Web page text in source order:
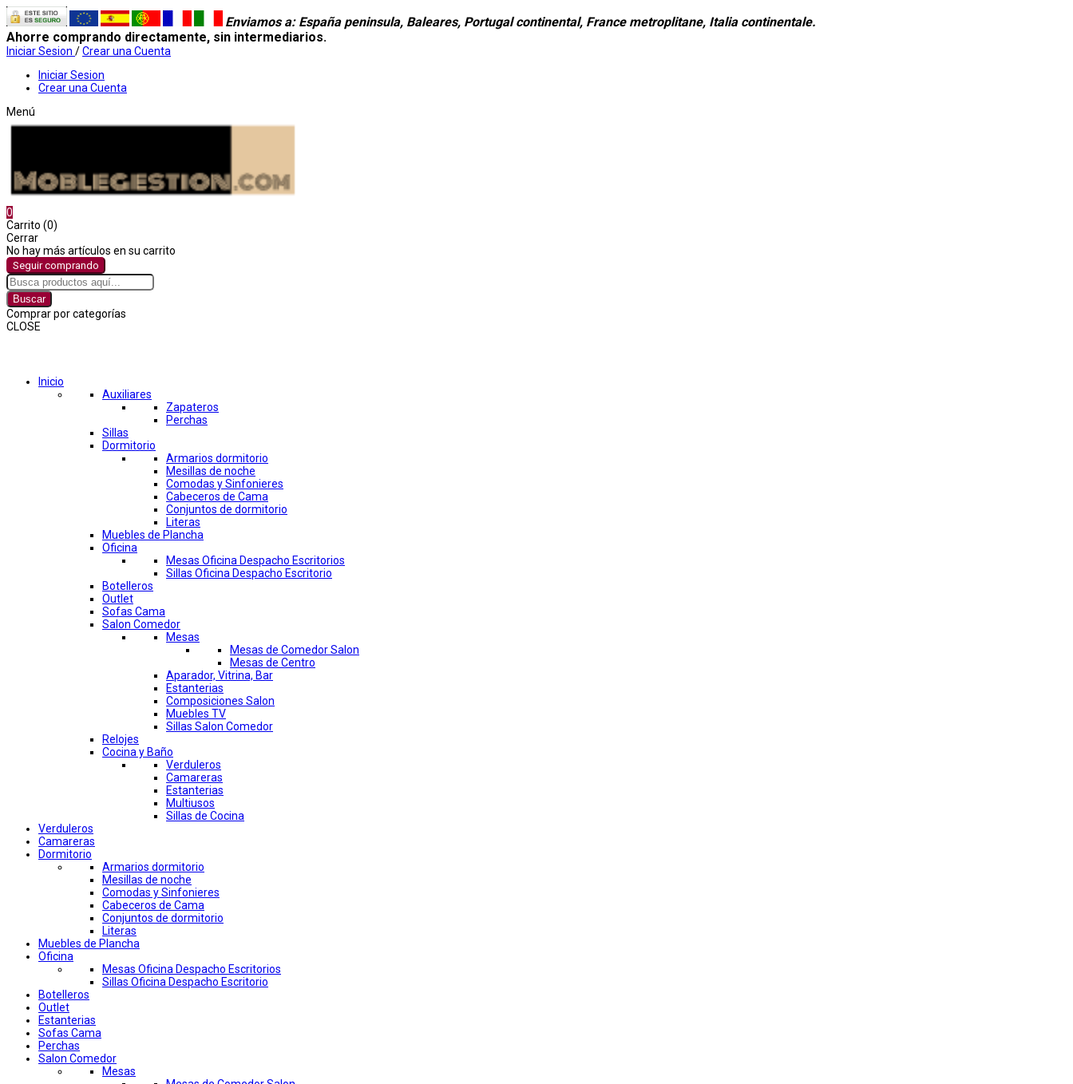
Enviamos a: España peninsula, Baleares, Portugal continental, France metroplitane, Italia continentale.
Ahorre comprando directamente, sin intermediarios.
Iniciar Sesion /Crear una Cuenta
Iniciar Sesion
Crear una Cuenta
Menú
0
Carrito (0)
Cerrar
No hay más artículos en su carrito
Seguir comprando
Buscar
Comprar por categorías
CLOSE
Inicio
Auxiliares
Zapateros
Perchas
Sillas
Dormitorio
Armarios dormitorio
Mesillas de noche
Comodas y Sinfonieres
Cabeceros de Cama
Conjuntos de dormitorio
Literas
Muebles de Plancha
Oficina
Mesas Oficina Despacho Escritorios
Sillas Oficina Despacho Escritorio
Botelleros
Outlet
Sofas Cama
Salon Comedor
Mesas
Mesas de Comedor Salon
Mesas de Centro
Aparador, Vitrina, Bar
Estanterias
Composiciones Salon
Muebles TV
Sillas Salon Comedor
Relojes
Cocina y Baño
Verduleros
Camareras
Estanterias
Multiusos
Sillas de Cocina
Verduleros
Camareras
Dormitorio
Armarios dormitorio
Mesillas de noche
Comodas y Sinfonieres
Cabeceros de Cama
Conjuntos de dormitorio
Literas
Muebles de Plancha
Oficina
Mesas Oficina Despacho Escritorios
Sillas Oficina Despacho Escritorio
Botelleros
Outlet
Estanterias
Sofas Cama
Perchas
Salon Comedor
Mesas